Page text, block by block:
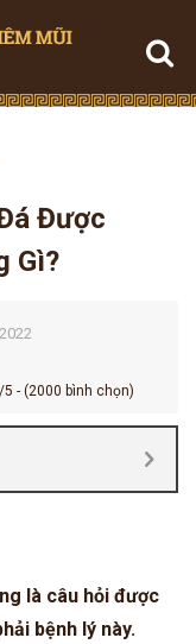
Được
Gì?
5 - (2000 bình chọn)
là câu hỏi được
bệnh lý này.